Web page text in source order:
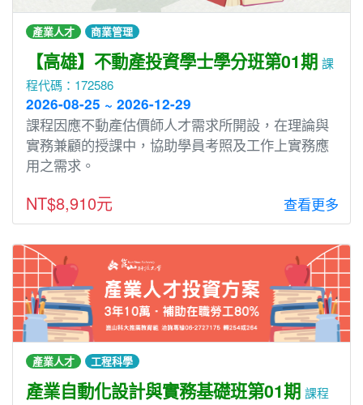
產業人才 商業管理
【高雄】不動產投資學士學分班第01期 課
程代碼：172586
2026-08-25 ~ 2026-12-29
課程因應不動產估價師人才需求所開設，在理論與
實務兼顧的授課中，協助學員考照及工作上實務應
用之需求。
NT$8,910元 查看更多
產業人才 工程科學
產業自動化設計與實務基礎班第01期 課程